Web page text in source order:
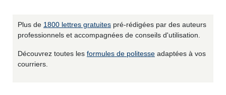
Plus de 1800 lettres gratuites pré-rédigées par des auteurs
professionnels et accompagnées de conseils d'utilisation.
Découvrez toutes les formules de politesse adaptées à vos
courriers.